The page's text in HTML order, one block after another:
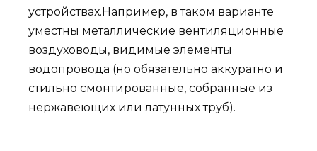
устройствах.Например, в таком варианте
уместны металлические вентиляционные
воздуховоды, видимые элементы
водопровода (но обязательно аккуратно и
стильно смонтированные, собранные из
нержавеющих или латунных труб).